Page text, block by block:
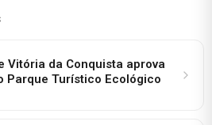
Vitória da Conquista aprova
Parque Turístico Ecológico